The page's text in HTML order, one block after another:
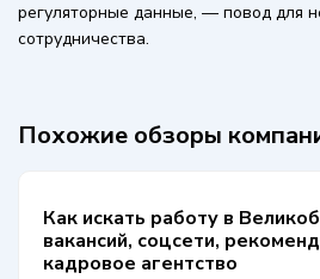
регуляторные данные, — повод для
сотрудничества.
Похожие обзоры
Как искать работу в
вакансий, соцсети,
кадровое агентство